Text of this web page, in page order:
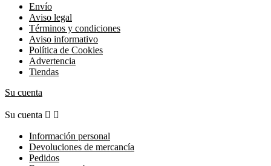
Envío
Aviso legal
Términos y condiciones
Aviso informativo
Política de Cookies
Advertencia
Tiendas
Su cuenta
Su cuenta  
Información personal
Devoluciones de mercancía
Pedidos